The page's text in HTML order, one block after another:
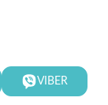
VIBER